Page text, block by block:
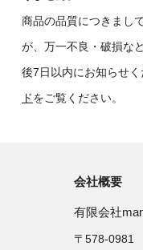
商品の品質につきまし
が、万一不良・破損な
後7日以内にお知らせ
ドをご覧ください。
会社概要
有限会社
〒578-0981